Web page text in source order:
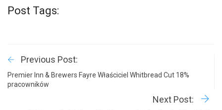
Post Tags:
Previous Post:
Premier Inn & Brewers Fayre Właściciel Whitbread Cut 18%
pracowników
Next Post: